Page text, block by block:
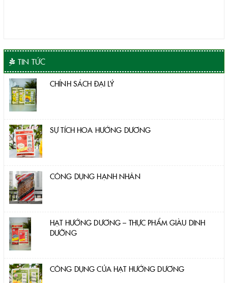
TIN TỨC
CHÍNH SÁCH ĐẠI LÝ
SỰ TÍCH HOA HƯỚNG DƯƠNG
CÔNG DỤNG HẠNH NHÂN
HẠT HƯỚNG DƯƠNG – THỰC PHẨM GIÀU DINH
DƯỠNG
CÔNG DỤNG CỦA HẠT HƯỚNG DƯƠNG